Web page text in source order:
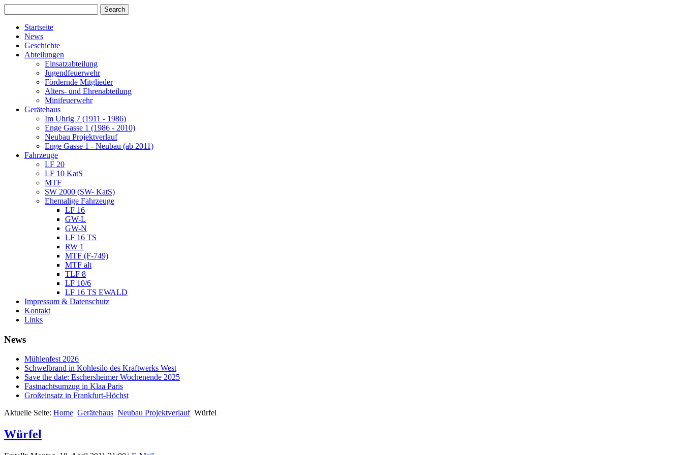
Startseite
News
Geschichte
Abteilungen
Einsatzabteilung
Jugendfeuerwehr
Fördernde Mitglieder
Alters- und Ehrenabteilung
Minifeuerwehr
Gerätehaus
Im Uhrig 7 (1911 - 1986)
Enge Gasse 1 (1986 - 2010)
Neubau Projektverlauf
Enge Gasse 1 - Neubau (ab 2011)
Fahrzeuge
LF 20
LF 10 KatS
MTF
SW 2000 (SW- KatS)
Ehemalige Fahrzeuge
LF 16
GW-L
GW-N
LF 16 TS
RW 1
MTF (F-749)
MTF alt
TLF 8
LF 10/6
LF 16 TS EWALD
Impressum & Datenschutz
Kontakt
Links
News
Mühlenfest 2026
Schwelbrand in Kohlesilo des Kraftwerks West
Save the date: Eschersheimer Wochenende 2025
Fastnachtsumzug in Klaa Paris
Großeinsatz in Frankfurt-Höchst
Aktuelle Seite: Home Gerätehaus Neubau Projektverlauf Würfel
Würfel